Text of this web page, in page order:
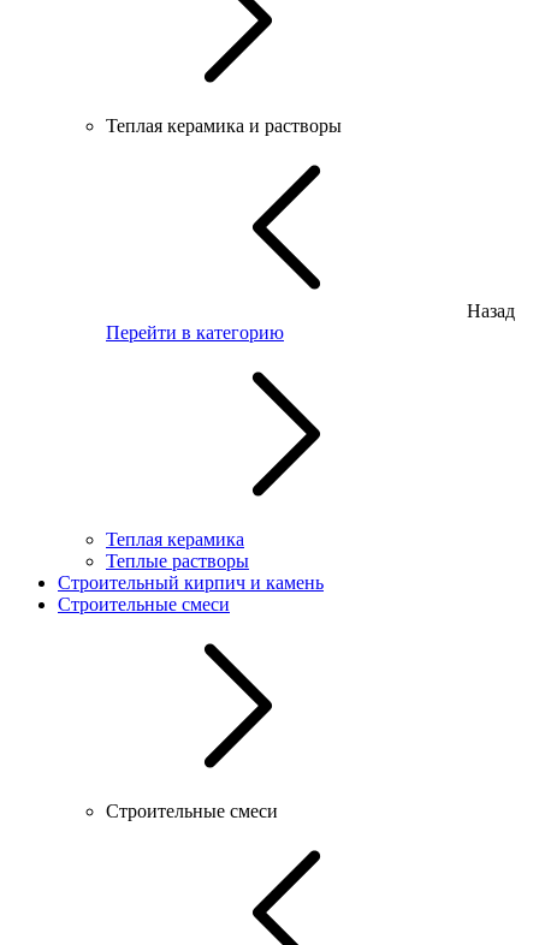
Теплая керамика и растворы
Назад
Перейти в категорию
Теплая керамика
Теплые растворы
Строительный кирпич и камень
Строительные смеси
Строительные смеси